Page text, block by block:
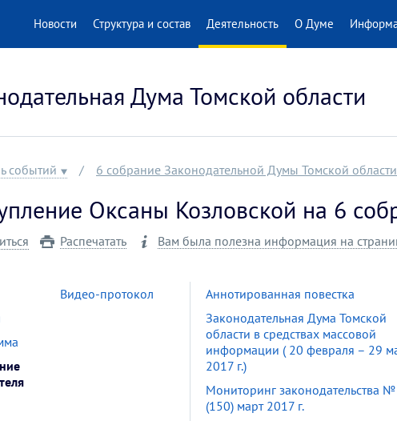
Новости Структура и состав Деятельность О Думе
Дума Томской области
событий 6 собрание Законодательной Думы Томской области
Оксаны Козловской на 6
Распечатать Вам была полезна информация на
Видео-протокол
Аннотированная повестка
Законодательная Дума Томской
области в средствах массовой
информации ( 20 февраля – 29
2017 г.)
Мониторинг законодательства
(150) март 2017 г.